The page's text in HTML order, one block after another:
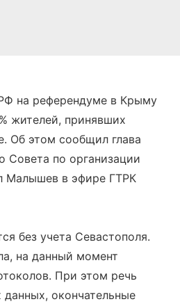
на референдуме в Крыму
жителей, принявших
Об этом сообщил глава
Совета по организации
Малышев в эфире ГТРК
без учета Севастополя.
на данный момент
При этом речь
окончательные